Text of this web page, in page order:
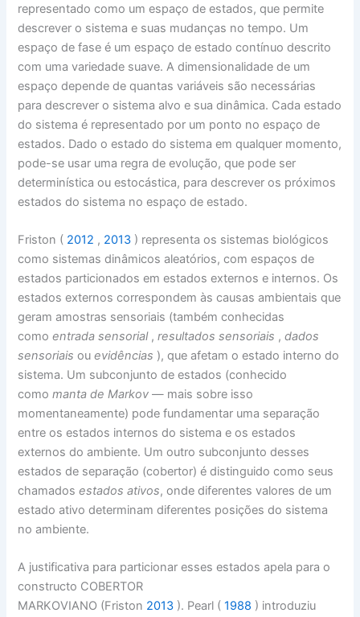
representado como um espaço de estados, que permite
descrever o sistema e suas mudanças no tempo. Um
espaço de fase é um espaço de estado contínuo descrito
com uma variedade suave. A dimensionalidade de um
espaço depende de quantas variáveis ​​são necessárias
para descrever o sistema alvo e sua dinâmica. Cada estado
do sistema é representado por um ponto no espaço de
estados. Dado o estado do sistema em qualquer momento,
pode-se usar uma regra de evolução, que pode ser
determinística ou estocástica, para descrever os próximos
estados do sistema no espaço de estado.
Friston ( 2012 , 2013 ) representa os sistemas biológicos
como sistemas dinâmicos aleatórios, com espaços de
estados particionados em estados externos e internos. Os
estados externos correspondem às causas ambientais que
geram amostras sensoriais (também conhecidas
comoentrada sensorial,resultados sensoriais ,dados
sensoriais ouevidências ), que afetam o estado interno do
sistema. Um subconjunto de estados (conhecido
comomanta de Markov — mais sobre isso
momentaneamente) pode fundamentar uma separação
entre os estados internos do sistema e os estados
externos do ambiente. Um outro subconjunto desses
estados de separação (cobertor) é distinguido como seus
chamadosestados ativos, onde diferentes valores de um
estado ativo determinam diferentes posições do sistema
no ambiente.
A justificativa para particionar esses estados apela para o
constructo COBERTOR
MARKOVIANO (Friston 2013 ). Pearl (1988 ) introduziu